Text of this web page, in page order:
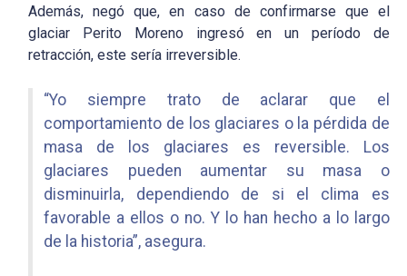
Además, negó que, en caso de confirmarse que el
glaciar Perito Moreno ingresó en un período de
retracción, este sería irreversible.
“Yo siempre trato de aclarar que el
comportamiento de los glaciares o la pérdida de
masa de los glaciares es reversible. Los
glaciares pueden aumentar su masa o
disminuirla, dependiendo de si el clima es
favorable a ellos o no. Y lo han hecho a lo largo
de la historia”, asegura.